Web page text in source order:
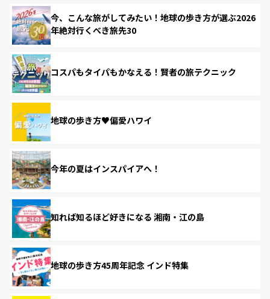
今、こんな旅がしてみたい！地球の歩き方が選ぶ2026
年絶対行くべき旅先30
コスパもタイパもかなえる！賢者の旅テクニック
地球の歩き方♥偏愛ハワイ
今年の夏はインスパイアへ！
知れば知るほど好きになる 湘南・江の島
地球の歩き方45周年記念 インド特集